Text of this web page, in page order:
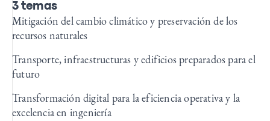
3 temas
Mitigación del cambio climático y preservación de los
recursos naturales
Transporte, infraestructuras y edificios preparados para el
futuro
Transformación digital para la eficiencia operativa y la
excelencia en ingeniería